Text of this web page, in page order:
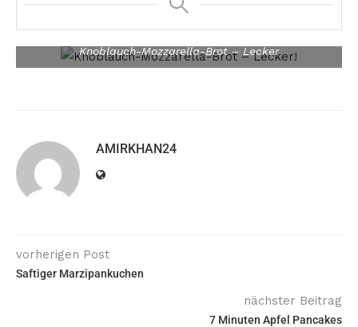
Knoblauch-Mozzarella-Brot – Lecker
AMIRKHAN24
vorherigen Post
Saftiger Marzipankuchen
nächster Beitrag
7 Minuten Apfel Pancakes